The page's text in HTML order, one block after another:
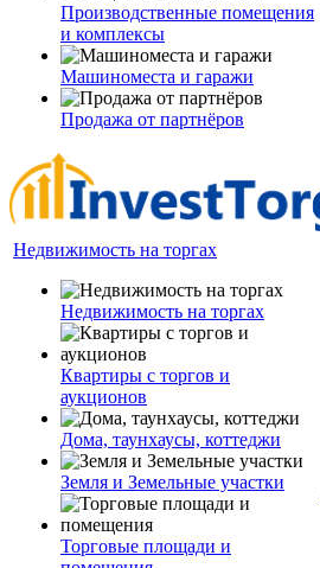
Производственные помещения
и комплексы
Машиноместа и гаражи
Продажа от партнёров
Недвижимость на торгах
Недвижимость на торгах
Квартиры с торгов и
аукционов
Дома, таунхаусы, коттеджи
Земля и Земельные участки
Торговые площади и